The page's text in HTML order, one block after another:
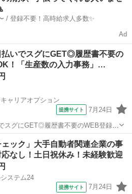
日給例1万円〜 / 登録不要！高時給求人多数✨
Ad
払いでスグにGET◎履歴書不要の
！「生産数の入力事務」…
ャリアオプション
提携サイト 7月24日
スグにGET◎履歴書不要のWEB登録
給1300円！八本松周辺！20代～40代
ェック」大手自動者関連企業の事
なし！土日祝休み！未経験歓迎
ステム24
提携サイト 7月24日